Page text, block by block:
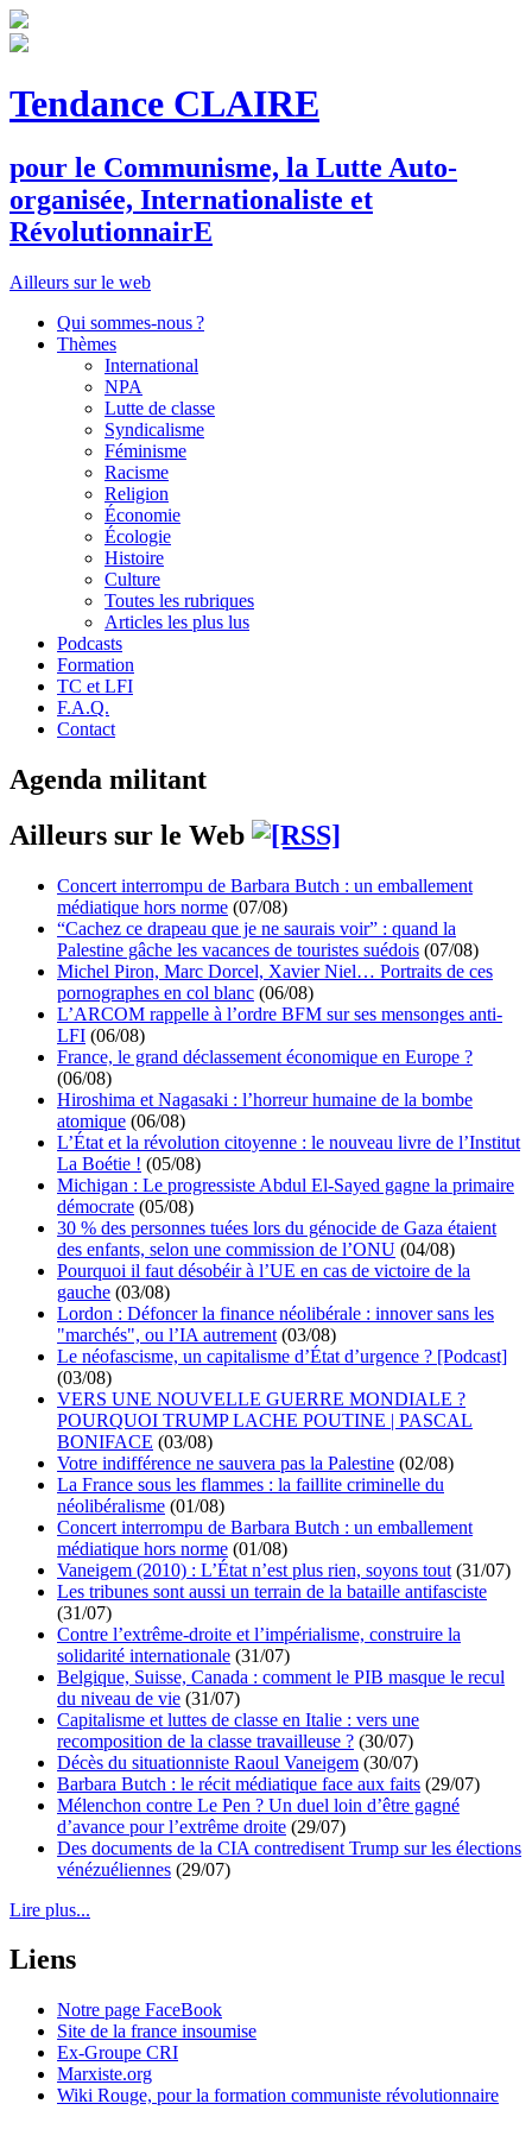
Tendance CLAIRE
pour le Communisme, la Lutte Auto-
organisée, Internationaliste et
RévolutionnairE
Ailleurs sur le web
Qui sommes-nous ?
Thèmes
International
NPA
Lutte de classe
Syndicalisme
Féminisme
Racisme
Religion
Économie
Écologie
Histoire
Culture
Toutes les rubriques
Articles les plus lus
Podcasts
Formation
TC et LFI
F.A.Q.
Contact
Agenda militant
Ailleurs sur le Web
Concert interrompu de Barbara Butch : un emballement
médiatique hors norme (07/08)
“Cachez ce drapeau que je ne saurais voir” : quand la
Palestine gâche les vacances de touristes suédois (07/08)
Michel Piron, Marc Dorcel, Xavier Niel… Portraits de ces
pornographes en col blanc (06/08)
L’ARCOM rappelle à l’ordre BFM sur ses mensonges anti-
LFI (06/08)
France, le grand déclassement économique en Europe ?
(06/08)
Hiroshima et Nagasaki : l’horreur humaine de la bombe
atomique (06/08)
L’État et la révolution citoyenne : le nouveau livre de l’Institut
La Boétie ! (05/08)
Michigan : Le progressiste Abdul El-Sayed gagne la primaire
démocrate (05/08)
30 % des personnes tuées lors du génocide de Gaza étaient
des enfants, selon une commission de l’ONU (04/08)
Pourquoi il faut désobéir à l’UE en cas de victoire de la
gauche (03/08)
Lordon : Défoncer la finance néolibérale : innover sans les
"marchés", ou l’IA autrement (03/08)
Le néofascisme, un capitalisme d’État d’urgence ? [Podcast]
(03/08)
VERS UNE NOUVELLE GUERRE MONDIALE ?
POURQUOI TRUMP LACHE POUTINE | PASCAL
BONIFACE (03/08)
Votre indifférence ne sauvera pas la Palestine (02/08)
La France sous les flammes : la faillite criminelle du
néolibéralisme (01/08)
Concert interrompu de Barbara Butch : un emballement
médiatique hors norme (01/08)
Vaneigem (2010) : L’État n’est plus rien, soyons tout (31/07)
Les tribunes sont aussi un terrain de la bataille antifasciste
(31/07)
Contre l’extrême-droite et l’impérialisme, construire la
solidarité internationale (31/07)
Belgique, Suisse, Canada : comment le PIB masque le recul
du niveau de vie (31/07)
Capitalisme et luttes de classe en Italie : vers une
recomposition de la classe travailleuse ? (30/07)
Décès du situationniste Raoul Vaneigem (30/07)
Barbara Butch : le récit médiatique face aux faits (29/07)
Mélenchon contre Le Pen ? Un duel loin d’être gagné
d’avance pour l’extrême droite (29/07)
Des documents de la CIA contredisent Trump sur les élections
vénézuéliennes (29/07)
Lire plus...
Liens
Notre page FaceBook
Site de la france insoumise
Ex-Groupe CRI
Marxiste.org
Wiki Rouge, pour la formation communiste révolutionnaire